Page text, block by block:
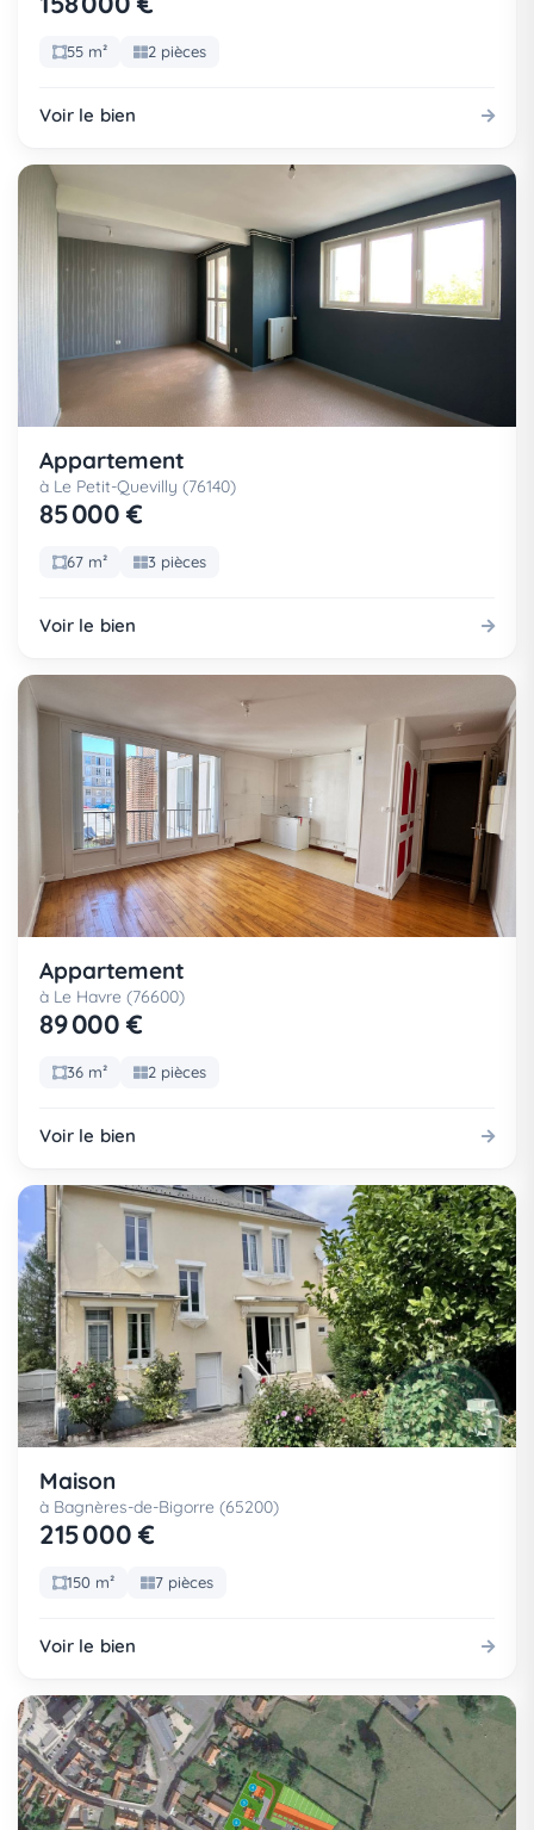
55 m² 2 pièces
Voir le bien
Appartement
à Le Petit-Quevilly (76140)
85 000 €
67 m² 3 pièces
Voir le bien
Appartement
à Le Havre (76600)
89 000 €
36 m² 2 pièces
Voir le bien
Maison
à Bagnères-de-Bigorre (65200)
215 000 €
150 m² 7 pièces
Voir le bien